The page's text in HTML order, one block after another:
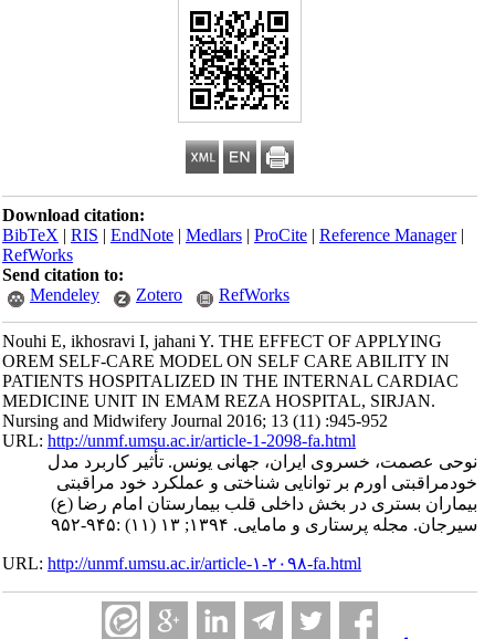
Download citation:
BibTeX|RIS|EndNote|Medlars|ProCite|Reference Manager
RefWorks
Send citation to:
Mendeley
Zotero RefWorks
Nouhi E, ikhosravi I, jahani Y. THE EFFECT OF APPLYING
OREM SELF-CARE MODEL ON SELF CARE ABILITY IN
PATIENTS HOSPITALIZED IN THE INTERNAL CARDIAC
MEDICINE UNIT IN EMAM REZA HOSPITAL, SIRJAN.
Nursing and Midwifery Journal 2016; 13 (11) :945-952
URL:http://unmf.umsu.ac.ir/article-1-2098-fa.html
نوحی عصمت، خسروی ایران، جهانی یونس. تأثیر کاربرد مدل
خودمراقبتی اورم بر توانایی شناختی و عملکرد خود مراقبتی
بیماران بستری در بخش داخلی قلب بیمارستان امام رضا (ع)
سیرجان. مجله پرستاری و مامایی. ۱۳۹۴; ۱۳ (۱۱) :۹۴۵-۹۵۲
URL:http://unmf.umsu.ac.ir/article-۱-۲۰۹۸-fa.html